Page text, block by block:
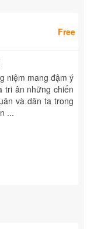
Free
niệm mang đậm ý
tri ân những chiến
và dân ta trong
...